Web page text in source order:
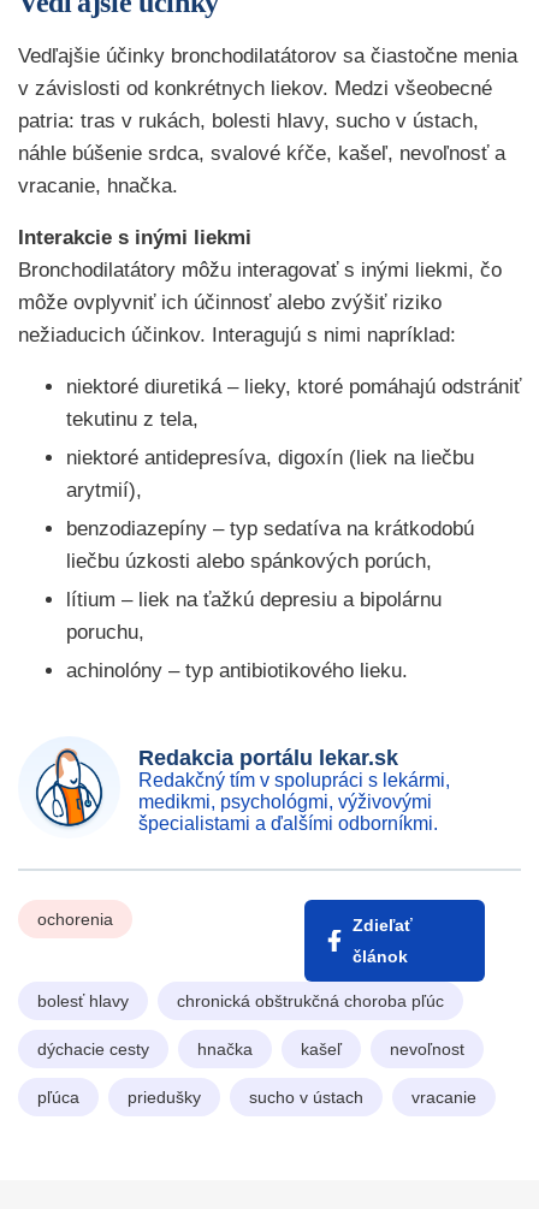
Vedľajšie účinky bronchodilatátorov sa čiastočne menia
v závislosti od konkrétnych liekov. Medzi všeobecné
patria: tras v rukách, bolesti hlavy, sucho v ústach,
náhle búšenie srdca, svalové kŕče, kašeľ, nevoľnosť a
vracanie, hnačka.
Interakcie s inými liekmi
Bronchodilatátory môžu interagovať s inými liekmi, čo
môže ovplyvniť ich účinnosť alebo zvýšiť riziko
nežiaducich účinkov. Interagujú s nimi napríklad:
niektoré diuretiká – lieky, ktoré pomáhajú odstrániť
tekutinu z tela,
niektoré antidepresíva, digoxín (liek na liečbu
arytmií),
benzodiazepíny – typ sedatíva na krátkodobú
liečbu úzkosti alebo spánkových porúch,
lítium – liek na ťažkú depresiu a bipolárnu
poruchu,
achinolóny – typ antibiotikového lieku.
Redakcia portálu lekar.sk
Redakčný tím v spolupráci s lekármi,
medikmi, psychológmi, výživovými
špecialistami a ďalšími odborníkmi.
ochorenia
Zdieľať
článok
bolesť hlavy chronická obštrukčná choroba pľúc
dýchacie cesty hnačka kašeľ nevoľnost
pľúca priedušky sucho v ústach vracanie